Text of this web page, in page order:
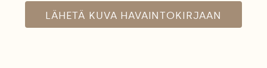
LÄHETÄ KUVA HAVAINTOKIRJAAN